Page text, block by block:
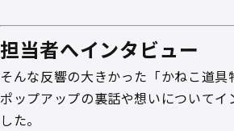
担当者へインタビュー
そんな反響の大きかった「かねこ道具
ポップアップの裏話や想いについてイ
した。